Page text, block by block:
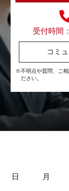
受付時間
コミ
※不明点や質問、ご相
ださい。
日
月